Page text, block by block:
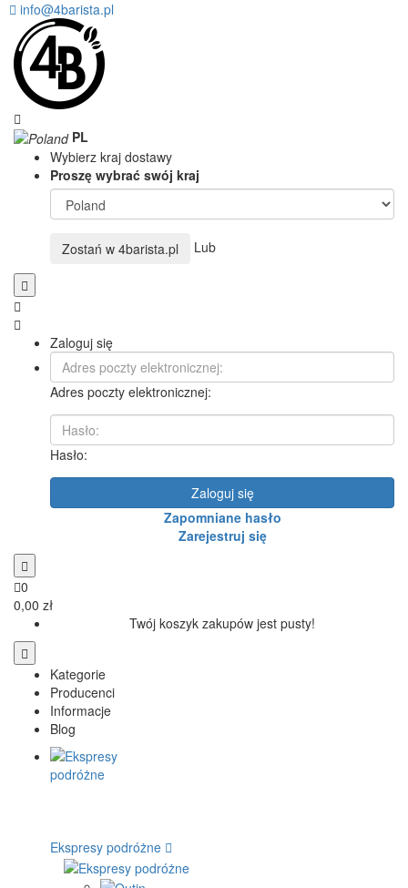
info@4barista.pl
PL
Wybierz kraj dostawy
Proszę wybrać swój kraj
Zostań w 4barista.pl Lub
Zaloguj się
Adres poczty elektronicznej:
Hasło:
Zaloguj się
Zapomniane hasło
Zarejestruj się
0
0,00 zł
Twój koszyk zakupów jest pusty!
Kategorie
Producenci
Informacje
Blog
Ekspresy podróżne